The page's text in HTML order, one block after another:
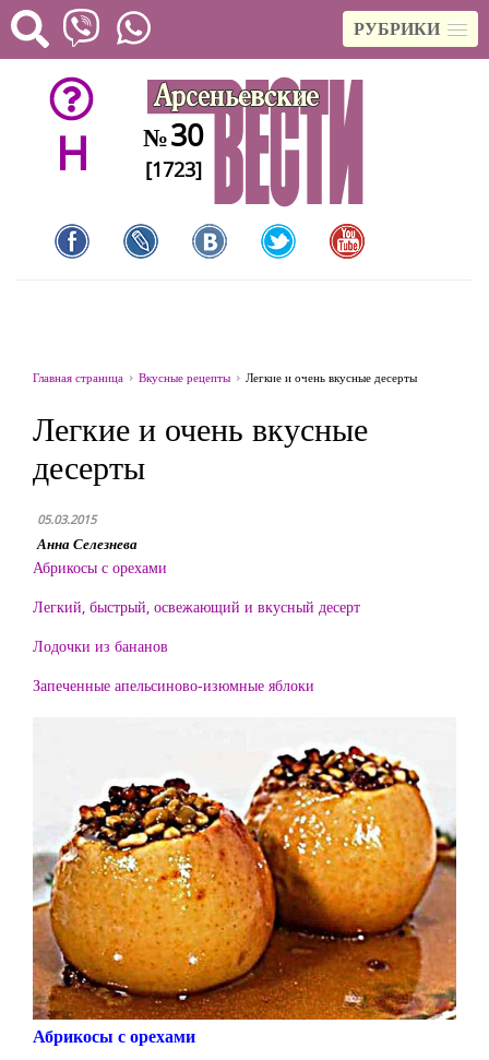
РУБРИКИ
H №30
[1723]
Главная страница Вкусные рецепты Легкие и очень вкусные десерты
Легкие и очень вкусные
десерты
05.03.2015
Анна Селезнева
Абрикосы с орехами
Легкий, быстрый, освежающий и вкусный десерт
Лодочки из бананов
Запеченные апельсиново-изюмные яблоки
Абрикосы с орехами